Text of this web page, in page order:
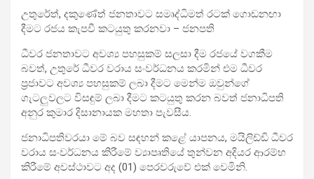
උතුරේත්, දකුණේත් ජනතාවට සමෘද්ධිමත් රටක් ගොඩනඟා
දීමට රජය කැපවී කටයුතු කරනවා – ජනපති
ධීවර ජනතාවට අවශ්‍ය පහසුකම් සලසා දීම රජයේ වගකීම
බවත්, උතුරේ ධීවර වරාය සංවර්ධනය කරමින් එම ධීවර
ප්‍රජාවට අවශ්‍ය පහසුකම් ලබා දීමට මෙන්ම ඔවුන්ගේ
ගැටලුවලට විසඳුම් ලබා දීමට කටයුතු කරන බවත් ජනාධිපති
අනුර කුමාර දිසානායක මහතා පැවසීය.
ජනාධිපතිවරයා මේ බව සඳහන් කළේ යාපනය, මයිලිඩ්ඩි ධීවර
වරාය සංවර්ධනය කිරීමේ ව්‍යාපෘතියේ තුන්වන අදියර ආරම්භ
කිරීමේ අවස්ථාවට අද (01) පෙරවරුවේ එක් වෙමිනි.